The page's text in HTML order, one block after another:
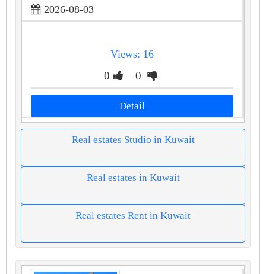
2026-08-03
Views: 16
0 0
Detail
Real estates Studio in Kuwait
Real estates in Kuwait
Real estates Rent in Kuwait